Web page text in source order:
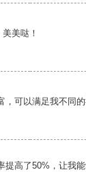
美哒！
可以满足我不同的
提高了50%，让我